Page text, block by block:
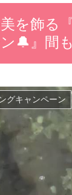
を飾る
🔔』間
グキャンペーン